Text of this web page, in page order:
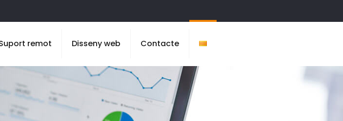
remot Disseny web Contacte